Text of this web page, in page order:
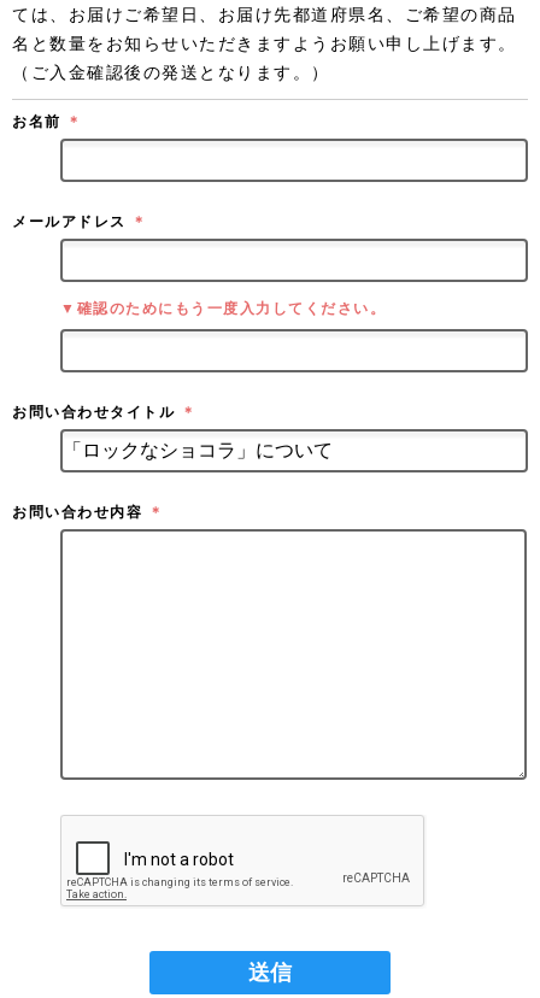
ては、お届けご希望日、お届け先都道府県名、ご希望の商品
名と数量をお知らせいただきますようお願い申し上げます。
（ご入金確認後の発送となります。）
お名前 ＊
メールアドレス ＊
▼確認のためにもう一度入力してください。
お問い合わせタイトル ＊
お問い合わせ内容 ＊